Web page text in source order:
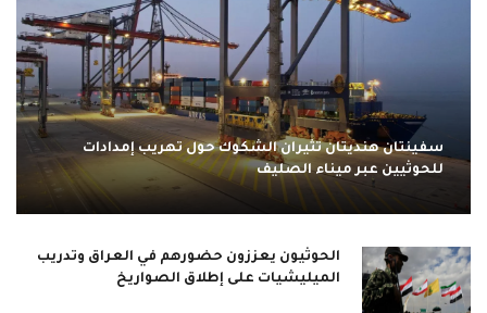
سفينتان هنديتان تثيران الشكوك حول تهريب إمدادات
للحوثيين عبر ميناء الصليف
الحوثيون يعززون حضورهم في العراق وتدريب
الميليشيات على إطلاق الصواريخ